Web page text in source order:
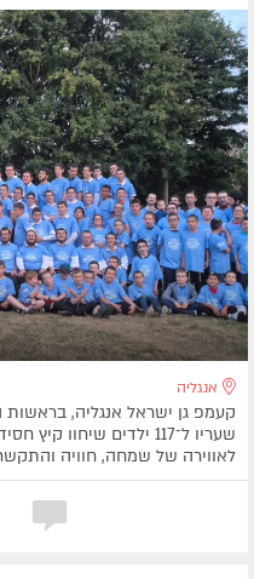
אנגליה
קעמפ גן ישראל אנגליה,
לאווירה של שמחה, חוויה